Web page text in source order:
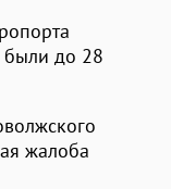
были до 28
жалоба